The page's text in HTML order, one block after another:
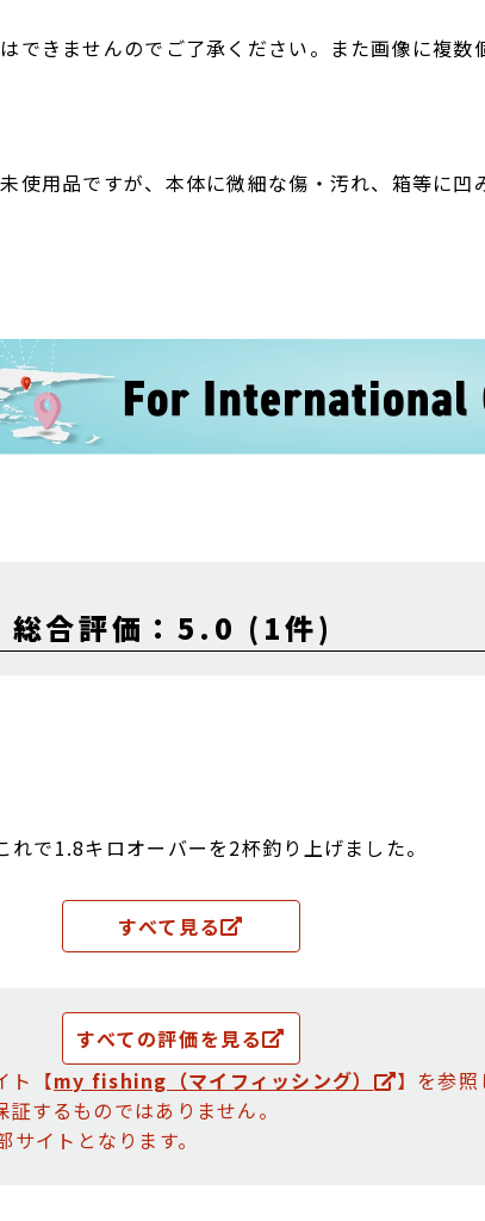
できませんのでご了承ください。また画像に複数
使用品ですが、本体に微細な傷・汚れ、箱等に凹
総合評価：5.0 (1件)
で1.8キロオーバーを2杯釣り上げました。
すべて見る
すべての評価を見る
ト【my fishing（マイフィッシング）
】を参照
するものではありません。
イトとなります。